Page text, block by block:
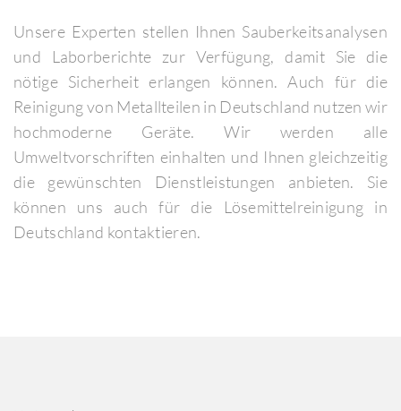
Unsere Experten stellen Ihnen Sauberkeitsanalysen
und Laborberichte zur Verfügung, damit Sie die
nötige Sicherheit erlangen können. Auch für die
Reinigung von Metallteilen in Deutschland nutzen wir
hochmoderne Geräte. Wir werden alle
Umweltvorschriften einhalten und Ihnen gleichzeitig
die gewünschten Dienstleistungen anbieten. Sie
können uns auch für die Lösemittelreinigung in
Deutschland kontaktieren.